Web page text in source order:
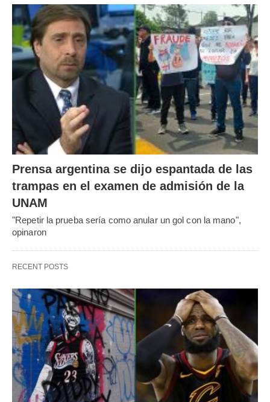
Prensa argentina se dijo espantada de las
trampas en el examen de admisión de la
UNAM
"Repetir la prueba sería como anular un gol con la mano",
opinaron
RECENT POSTS